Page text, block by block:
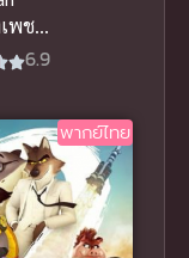
พชร
ง
อด
6.9
พากย์ไทย